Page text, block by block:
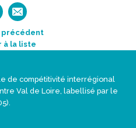
précédent
à la liste
de compétitivité interrégional
Val de Loire, labellisé par le